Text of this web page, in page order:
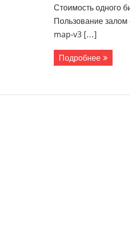
Стоимость одного
Пользование
map-v3 […]
Подробнее